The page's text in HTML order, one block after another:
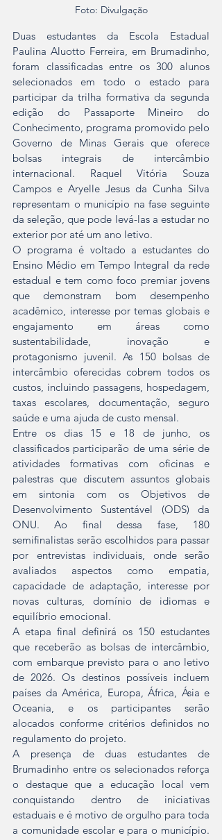
Foto: Divulgação
Duas estudantes da Escola Estadual
Paulina Aluotto Ferreira, em Brumadinho,
foram classificadas entre os 300 alunos
selecionados em todo o estado para
participar da trilha formativa da segunda
edição do Passaporte Mineiro do
Conhecimento, programa promovido pelo
Governo de Minas Gerais que oferece
bolsas integrais de intercâmbio
internacional. Raquel Vitória Souza
Campos e Aryelle Jesus da Cunha Silva
representam o município na fase seguinte
da seleção, que pode levá-las a estudar no
exterior por até um ano letivo.
O programa é voltado a estudantes do
Ensino Médio em Tempo Integral da rede
estadual e tem como foco premiar jovens
que demonstram bom desempenho
acadêmico, interesse por temas globais e
engajamento em áreas como
sustentabilidade, inovação e
protagonismo juvenil. As 150 bolsas de
intercâmbio oferecidas cobrem todos os
custos, incluindo passagens, hospedagem,
taxas escolares, documentação, seguro
saúde e uma ajuda de custo mensal.
Entre os dias 15 e 18 de junho, os
classificados participarão de uma série de
atividades formativas com oficinas e
palestras que discutem assuntos globais
em sintonia com os Objetivos de
Desenvolvimento Sustentável (ODS) da
ONU. Ao final dessa fase, 180
semifinalistas serão escolhidos para passar
por entrevistas individuais, onde serão
avaliados aspectos como empatia,
capacidade de adaptação, interesse por
novas culturas, domínio de idiomas e
equilíbrio emocional.
A etapa final definirá os 150 estudantes
que receberão as bolsas de intercâmbio,
com embarque previsto para o ano letivo
de 2026. Os destinos possíveis incluem
países da América, Europa, África, Ásia e
Oceania, e os participantes serão
alocados conforme critérios definidos no
regulamento do projeto.
A presença de duas estudantes de
Brumadinho entre os selecionados reforça
o destaque que a educação local vem
conquistando dentro de iniciativas
estaduais e é motivo de orgulho para toda
a comunidade escolar e para o município.